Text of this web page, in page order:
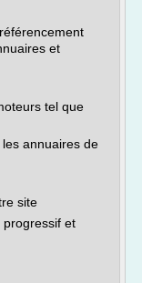
et
tel que
annuaires de
site
et